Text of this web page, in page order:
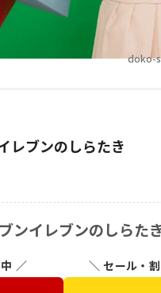
doko-
レブンのしらたき
ンイレブンのしらた
／ ＼ セール・